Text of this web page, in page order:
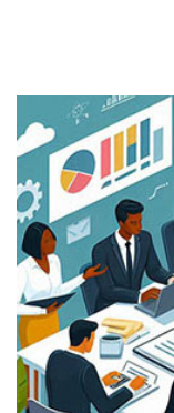
viết